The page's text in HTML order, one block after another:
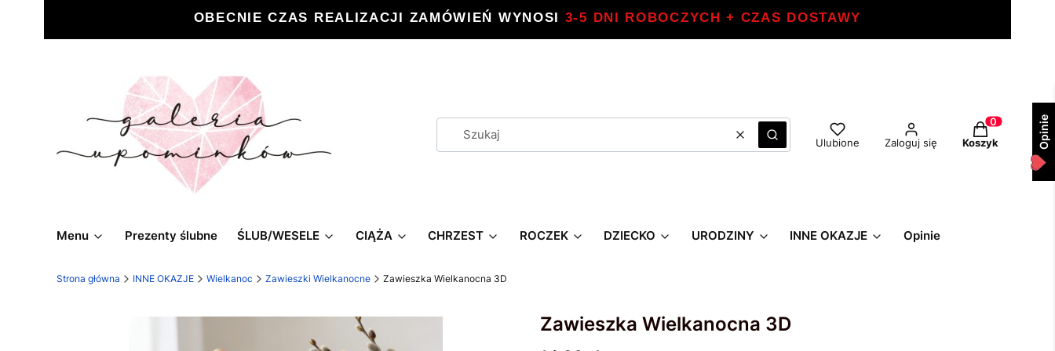
OBECNIE CZAS REALIZACJI ZAMÓWIEŃ WYNOSI 3-5 DNI ROBOCZYCH + CZAS DOSTAWY
WyczyśćSzukaj Ulubione Zaloguj się
Produkty w
Koszyk
Menu Prezenty ślubne ŚLUB/WESELE CIĄŻA CHRZEST ROCZEK DZIECKO URODZINY INNE OKAZJE Opinie
Strona główna INNE OKAZJE Wielkanoc Zawieszki Wielkanocne Zawieszka Wielkanocna 3D
Zawieszka Wielkanocna 3D
Opinie